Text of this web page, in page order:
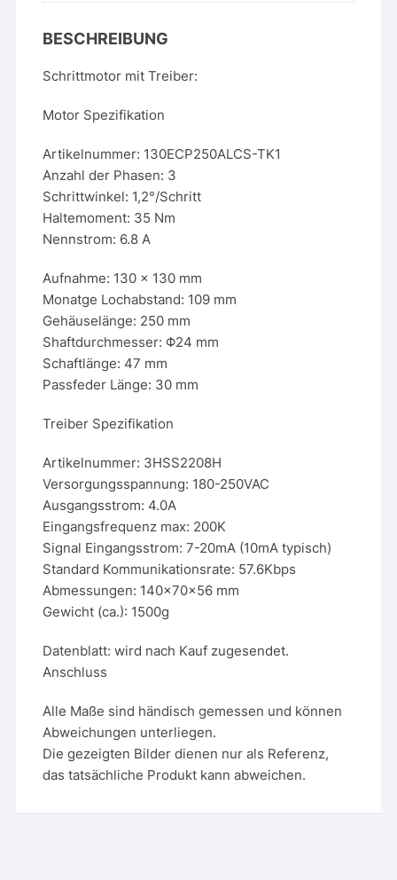
BESCHREIBUNG
Schrittmotor mit Treiber:
Motor Spezifikation
Artikelnummer: 130ECP250ALCS-TK1
Anzahl der Phasen: 3
Schrittwinkel: 1,2°/Schritt
Haltemoment: 35 Nm
Nennstrom: 6.8 A
Aufnahme: 130 x 130 mm
Monatge Lochabstand: 109 mm
Gehäuselänge: 250 mm
Shaftdurchmesser: Φ24 mm
Schaftlänge: 47 mm
Passfeder Länge: 30 mm
Treiber Spezifikation
Artikelnummer: 3HSS2208H
Versorgungsspannung: 180-250VAC
Ausgangsstrom: 4.0A
Eingangsfrequenz max: 200K
Signal Eingangsstrom: 7-20mA (10mA typisch)
Standard Kommunikationsrate: 57.6Kbps
Abmessungen: 140x70x56 mm
Gewicht (ca.): 1500g
Datenblatt: wird nach Kauf zugesendet.
Anschluss
Alle Maße sind händisch gemessen und können
Abweichungen unterliegen.
Die gezeigten Bilder dienen nur als Referenz,
das tatsächliche Produkt kann abweichen.